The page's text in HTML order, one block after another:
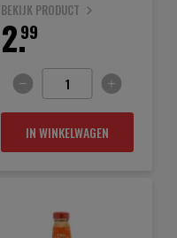
BEKIJK PRODUCT
99
2.
IN WINKELWAGEN